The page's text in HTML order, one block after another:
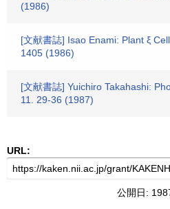
(1986)
[文献書誌] Isao Enami: Plant ξ
1405 (1986)
[文献書誌] Yuichiro Takahashi:
11. 29-36 (1987)
URL:
公開日: